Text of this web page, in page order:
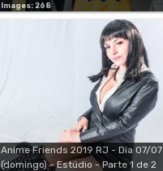
Images: 268
Anime Friends 2019 RJ - Dia 07/07
(domingo) - Estúdio - Parte 1 de 2